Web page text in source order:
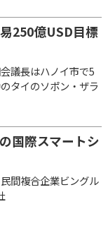
250億USD目標
議長はハノイ市で5
タイのソポン・ザラ
国際スマートシ
間複合企業ビングル